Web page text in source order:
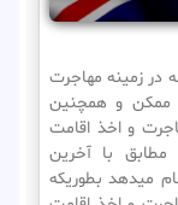
المللی ثبتا بواسطه قدمت 20 ساله در زمینه مهاجرت
ممکن و همچنین
و اخذ اقامت
مطابق با آخرین
میدهد بطوریکه